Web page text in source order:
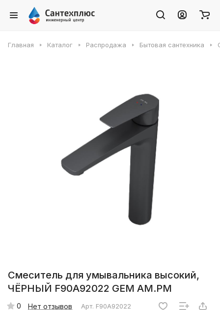
Главная Каталог Распродажа Бытовая сантехника
Смеситель для умывальника высокий,
ЧЁРНЫЙ F90A92022 GEM AM.PM
0 Нет отзывов Арт. F90A92022